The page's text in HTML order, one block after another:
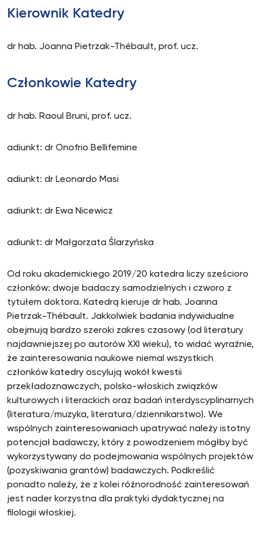
Kierownik Katedry
dr hab. Joanna Pietrzak-Thébault, prof. ucz.
Członkowie Katedry
dr hab. Raoul Bruni, prof. ucz.
adiunkt: dr Onofrio Bellifemine
adiunkt: dr Leonardo Masi
adiunkt: dr Ewa Nicewicz
adiunkt: dr Małgorzata Ślarzyńska
Od roku akademickiego 2019/20 katedra liczy sześcioro
członków: dwoje badaczy samodzielnych i czworo z
tytułem doktora. Katedrą kieruje dr hab. Joanna
Pietrzak-Thébault. Jakkolwiek badania indywidualne
obejmują bardzo szeroki zakres czasowy (od literatury
najdawniejszej po autorów XXI wieku), to widać wyraźnie,
że zainteresowania naukowe niemal wszystkich
członków katedry oscylują wokół kwestii
przekładoznawczych, polsko-włoskich związków
kulturowych i literackich oraz badań interdyscyplinarnych
(literatura/muzyka, literatura/dziennikarstwo). We
wspólnych zainteresowaniach upatrywać należy istotny
potencjał badawczy, który z powodzeniem mógłby być
wykorzystywany do podejmowania wspólnych projektów
(pozyskiwania grantów) badawczych. Podkreślić
ponadto należy, że z kolei różnorodność zainteresowań
jest nader korzystna dla praktyki dydaktycznej na
filologii włoskiej.